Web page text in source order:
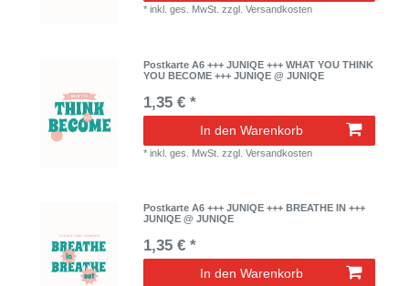
*inkl. ges. MwSt. zzgl.Versandkosten
Postkarte A6 +++ JUNIQE +++ WHAT YOU THINK
YOU BECOME +++ JUNIQE @ JUNIQE
1,35 € *
In den Warenkorb
*inkl. ges. MwSt. zzgl.Versandkosten
Postkarte A6 +++ JUNIQE +++ BREATHE IN +++
JUNIQE @ JUNIQE
1,35 € *
In den Warenkorb